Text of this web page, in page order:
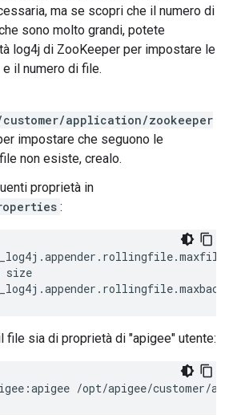
ma se scopri che il numero di
sono molto grandi, potete
log4j di ZooKeeper per impostare le
il numero di file.
application/zookeeper
impostare che seguono le
non esiste, crealo.
proprietà in
:
size
file sia di proprietà di "apigee" utente:
/opt/apigee/customer/